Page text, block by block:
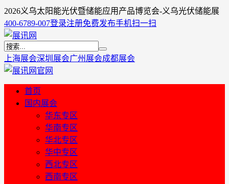
2026义乌太阳能光伏暨储能应用产品博览会-义乌光伏储能展
400-6789-007登录注册免费发布手机扫一扫
上海展会深圳展会广州展会成都展会
首页
国内展会
华东专区
华南专区
华北专区
华中专区
西北专区
西南专区